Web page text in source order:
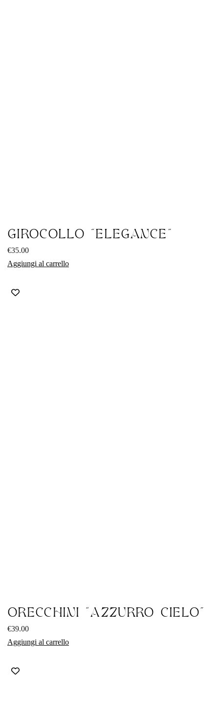
GIROCOLLO “ELEGANCE”
€35.00
Aggiungi al carrello
ORECCHINI “AZZURRO CIELO”
€39.00
Aggiungi al carrello